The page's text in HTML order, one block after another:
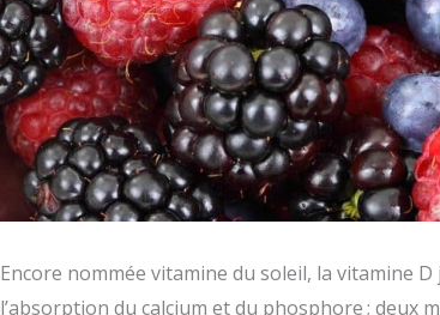
Encore nommée vitamine du soleil, la vitamine
l’absorption du calcium et du phosphore ; deux